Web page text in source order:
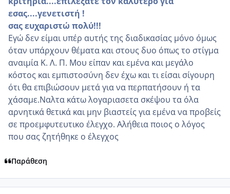
εσας....γενετιστή !
σας ευχαριστώ πολύ!!!
Εγώ δεν είμαι υπέρ αυτής της διαδικασίας μόνο όμως
όταν υπάρχουν θέματα και στους δυο όπως το στίγμα
αναιμία Κ. Λ. Π. Μου είπαν και εμένα και μεγάλο
κόστος και εμπιστοσύνη δεν έχω και τι είσαι σίγουρη
ότι θα επιβιώσουν μετά για να περπατήσουν ή τα
χάσαμε.Ναλτα κάτω λογαριασετα σκέψου τα όλα
αρνητικά θετικά και μην βιαστείς για εμένα να προβείς
σε προεμφυτευτικο έλεγχο. Αλήθεια ποιος ο λόγος
που σας ζητήθηκε ο έλεγχος
Παράθεση